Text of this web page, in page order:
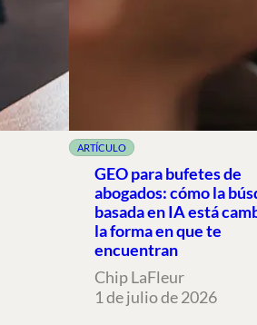
ARTÍCULO
GEO para bufetes de
abogados: cómo la
basada en IA está
la forma en que te
encuentran
Chip LaFleur
1 de julio de 2026